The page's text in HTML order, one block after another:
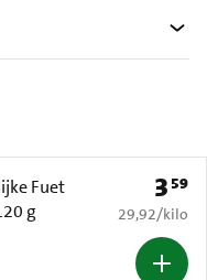
Fuet
g
Prijs:
3 59
€ 29,92 per
29,92/kilo